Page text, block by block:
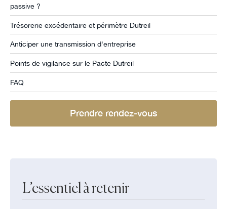
passive ?
Trésorerie excédentaire et périmètre Dutreil
Anticiper une transmission d'entreprise
Points de vigilance sur le Pacte Dutreil
FAQ
Prendre rendez-vous
L’essentiel à retenir